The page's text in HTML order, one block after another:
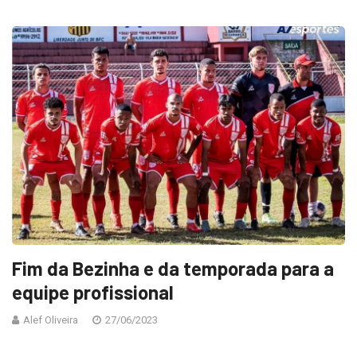
Fim da Bezinha e da temporada para a
equipe profissional
Alef Oliveira 27/06/2023